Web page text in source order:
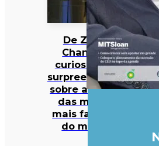
De Zara a
Chanel: 12
curiosidades
surpreendentes
sobre algumas
das marcas
mais famosas
do mundo